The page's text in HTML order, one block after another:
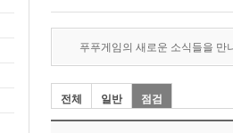
푸푸게임의 새로운 소식들을 만
전체 일반 점검